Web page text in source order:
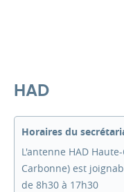
HAD
Horaires du
L'antenne HAD
Carbonne) est
de 8h30 à 17h30